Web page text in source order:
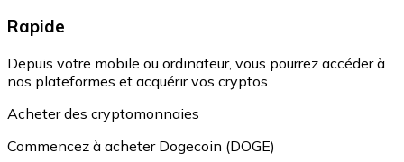
Rapide
Depuis votre mobile ou ordinateur, vous pourrez accéder à
nos plateformes et acquérir vos cryptos.
Acheter des cryptomonnaies
Commencez à acheter Dogecoin (DOGE)